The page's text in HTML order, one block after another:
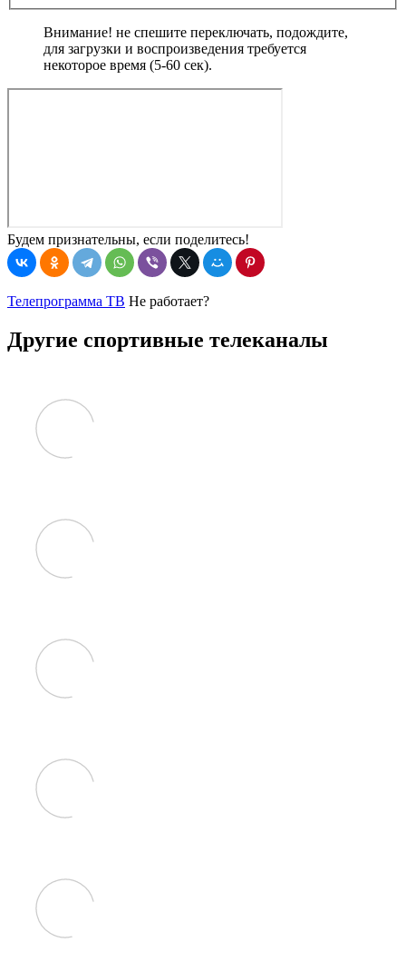
Внимание! не спешите переключать, подождите,
для загрузки и воспроизведения требуется
некоторое время (5-60 сек).
Будем признательны, если поделитесь!
Телепрограмма ТВ Не работает?
Другие спортивные телеканалы